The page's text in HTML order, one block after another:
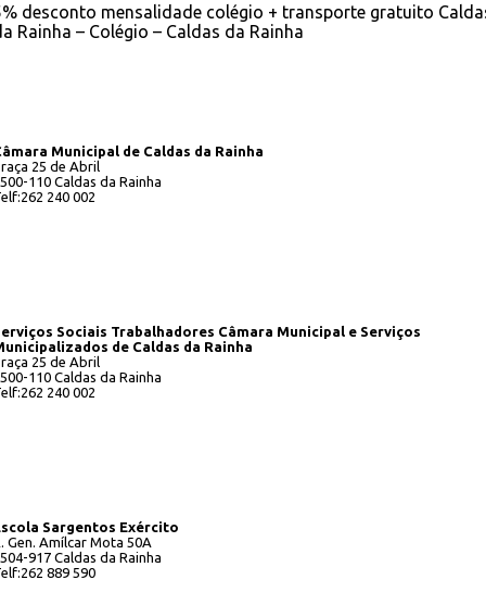
desconto mensalidade colégio + transporte gratuito
Rainha – Colégio – Caldas da Rainha
Municipal de Caldas da Rainha
25 de Abril
110 Caldas da Rainha
240 002
Sociais Trabalhadores Câmara Municipal e Serviços
de Caldas da Rainha
25 de Abril
110 Caldas da Rainha
240 002
Sargentos Exército
Gen. Amílcar Mota 50A
917 Caldas da Rainha
889 590